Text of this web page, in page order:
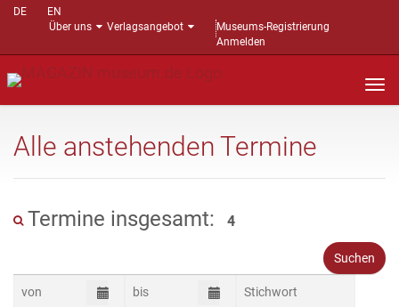
DE
EN
Über uns
Verlagsangebot
Museums-Registrierung
Anmelden
Alle anstehenden Termine
Termine insgesamt: 4